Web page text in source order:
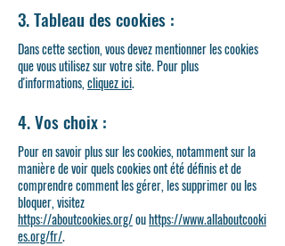
3. Tableau des cookies :
Dans cette section, vous devez mentionner les cookies
que vous utilisez sur votre site. Pour plus
d'informations,cliquez ici.
4. Vos choix :
Pour en savoir plus sur les cookies, notamment sur la
manière de voir quels cookies ont été définis et de
comprendre comment les gérer, les supprimer ou les
bloquer, visitez
https://aboutcookies.org/ouhttps://www.allaboutcooki
es.org/fr/.